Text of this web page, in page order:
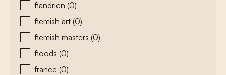
flandrien (0)
flemish art (0)
flemish masters (0)
floods (0)
france (0)